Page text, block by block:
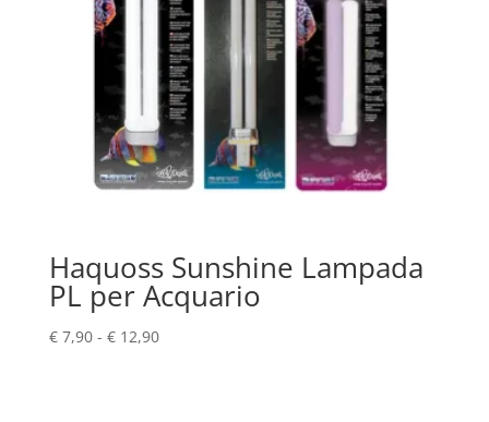
Haquoss Sunshine Lampada
PL per Acquario
€7,90 - €12,90Fascia